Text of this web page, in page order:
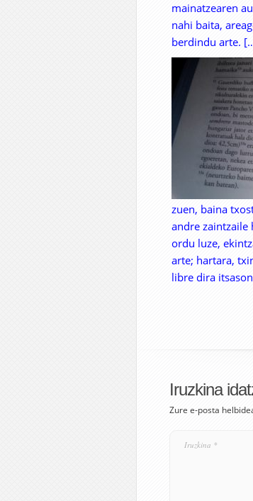
mainatzearen
nahi baita,
berdindu arte.
zuen, baina
andre
ordu luze,
arte; hartara,
libre dira
Iruzkina
Zure e-posta